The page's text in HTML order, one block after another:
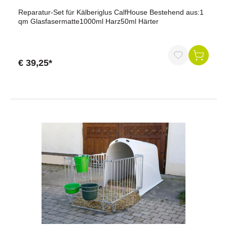
Reparatur-Set für Kälberiglus CalfHouse Bestehend aus:1
qm Glasfasermatte1000ml Harz50ml Härter
€ 39,25*